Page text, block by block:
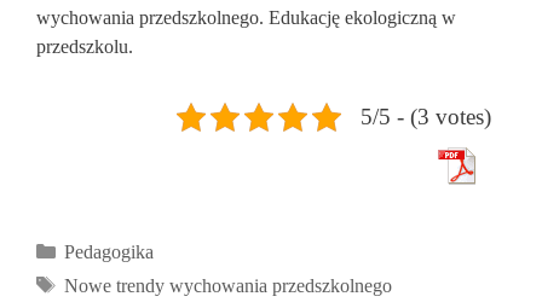
wychowania przedszkolnego. Edukację ekologiczną w
przedszkolu.
5/5 - (3 votes)
Kategorie
Pedagogika
Tagi
Nowe trendy wychowania przedszkolnego